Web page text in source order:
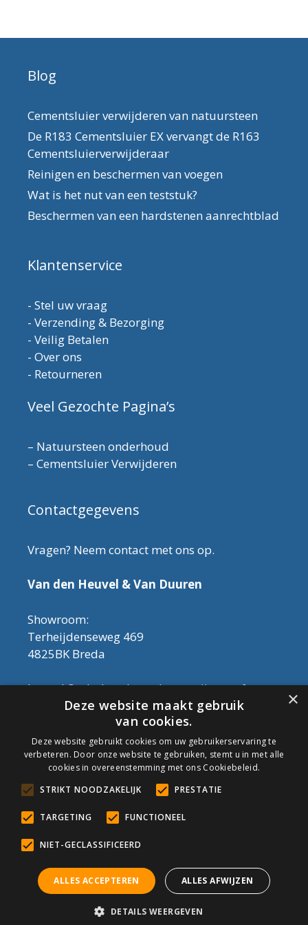
Blog
Cementsluier verwijderen van natuursteen
De R183 Cementsluier EX vervangt de R163
Cementsluierverwijderaar
Reinigen en beschermen van voegen
Wat is het nut van een teststuk?
Beschermen van een hardstenen aanrechtblad
Klantenservice
- Stel uw vraag
- Verzending & Bezorging
- Veilig Betalen
- Over ons
- Retourneren
Veel Gezochte Pagina’s
– Natuursteen onderhoud
– Cementsluier Verwijderen
Contactgegevens
Vragen? Neem contact met ons op.
Van den Heuvel & Van Duuren
Showroom:
Terheijdenseweg 469
4825BK Breda
Let op! Onderhoudsproducten zijn nu af te
halen in de showroom. Er kan alleen met
contant geld betaald worden, dus geen pin.
Tel: 076-3030554
Email: info@onderhoudshop.nl
KVK: 59667419
Algemene Voorwaarden
Copyright © 2019 Onderhoud Shop
© Onderhoudshop.nl - Onderdeel van: Van den Heuvel & Van
Duuren
×
Deze website maakt gebruik
van cookies.
Deze website gebruikt cookies om uw gebruikerservaring te
verbeteren. Door onze website te gebruiken, stemt u in met alle
cookies in overeenstemming met ons Cookiebeleid.
STRIKT NOODZAKELIJK
PRESTATIE
TARGETING FUNCTIONEEL
NIET-GECLASSIFICEERD
ALLES ACCEPTEREN ALLES AFWIJZEN
DETAILS WEERGEVEN